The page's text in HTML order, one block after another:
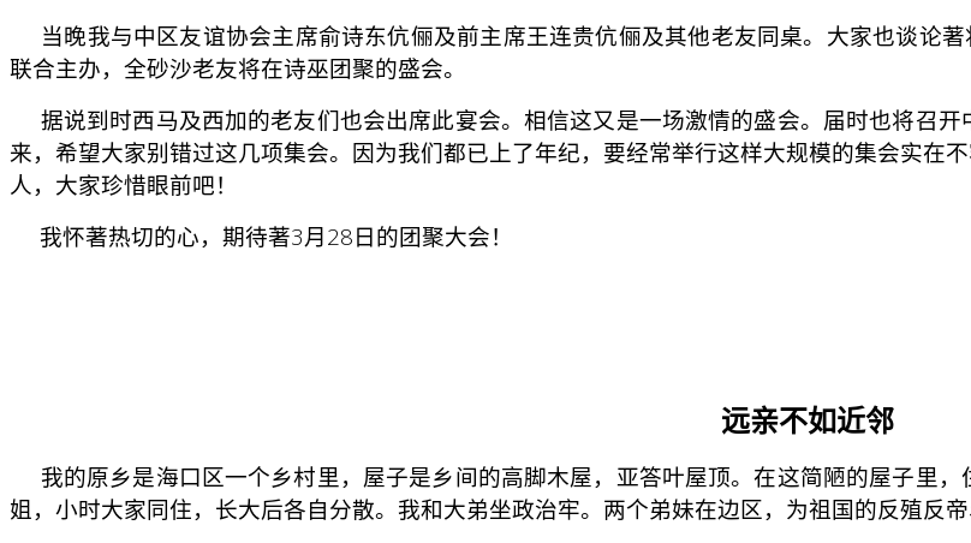
当晚我与中区友谊协会主席俞诗东伉俪及前主席王连贵伉俪及其他老友同桌。大家也谈论
联合主办，全砂沙老友将在诗巫团聚的盛会。
据说到时西马及西加的老友们也会出席此宴会。相信这又是一场激情的盛会。届时也将召
来，希望大家别错过这几项集会。因为我们都已上了年纪，要经常举行这样大规模的集会实在
人，大家珍惜眼前吧！
我怀著热切的心，期待著3月28日的团聚大会！
远亲不如近邻
我的原乡是海口区一个乡村里，屋子是乡间的高脚木屋，亚答叶屋顶。在这简陋的屋子里
姐，小时大家同住，长大后各自分散。我和大弟坐政治牢。两个弟妹在边区，为祖国的反殖反